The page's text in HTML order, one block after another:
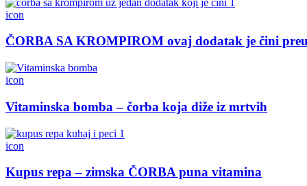
icon
ČORBA SA KROMPIROM ovaj dodatak je čini
icon
Vitaminska bomba – čorba koja diže iz mrtvih
icon
Kupus repa – zimska ČORBA puna vitamina